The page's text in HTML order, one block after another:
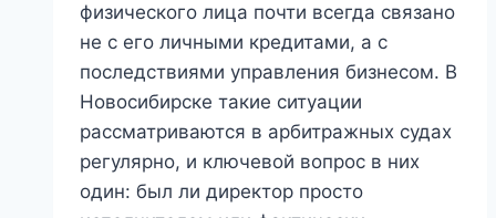
физического лица почти всегда связано
не с его личными кредитами, а с
последствиями управления бизнесом. В
Новосибирске такие ситуации
рассматриваются в арбитражных судах
регулярно, и ключевой вопрос в них
один: был ли директор просто